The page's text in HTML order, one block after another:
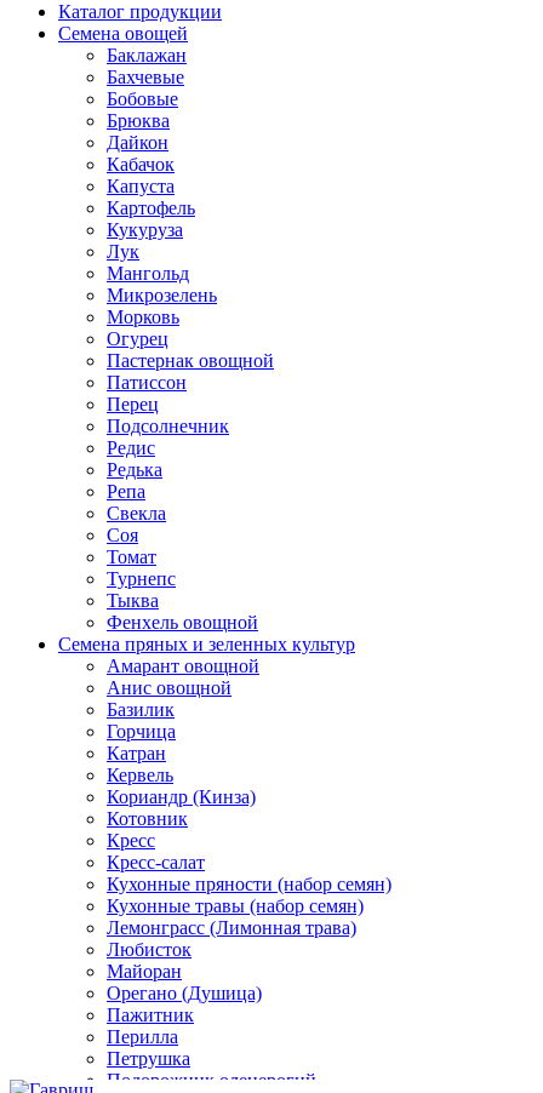
Каталог продукции
Семена овощей
Баклажан
Бахчевые
Бобовые
Брюква
Дайкон
Кабачок
Капуста
Картофель
Кукуруза
Лук
Мангольд
Микрозелень
Морковь
Огурец
Пастернак овощной
Патиссон
Перец
Подсолнечник
Редис
Редька
Репа
Свекла
Соя
Томат
Турнепс
Тыква
Фенхель овощной
Семена пряных и зеленных культур
Амарант овощной
Анис овощной
Базилик
Горчица
Катран
Кервель
Кориандр (Кинза)
Котовник
Кресс
Кресс-салат
Кухонные пряности (набор семян)
Кухонные травы (набор семян)
Лемонграсс (Лимонная трава)
Любисток
Майоран
Орегано (Душица)
Пажитник
Перилла
Петрушка
Подорожник оленерогий